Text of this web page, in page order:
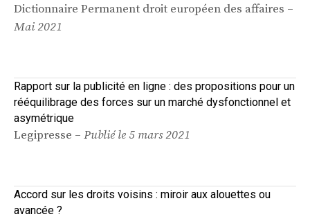
Dictionnaire Permanent droit européen des affaires –
Mai 2021
Rapport sur la publicité en ligne : des propositions pour un
rééquilibrage des forces sur un marché dysfonctionnel et
asymétrique
Legipresse – Publié le 5 mars 2021
Accord sur les droits voisins : miroir aux alouettes ou
avancée ?